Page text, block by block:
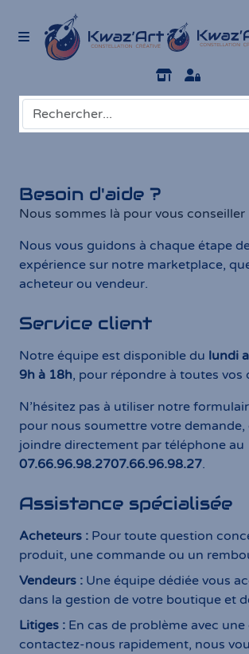
Besoin d'aide ?
Nous sommes là pour vous conseiller
Nous vous guidons à chaque étape
expérience sur notre marketplace,
acheteur ou vendeur.
Service client
Notre équipe est disponible du lundi
9h à 18h, pour répondre à toutes vos
N’hésitez pas à utiliser notre
pour nous soumettre votre demande,
joindre directement par téléphone au
07.66.96.98.2707.66.96.98.27.
Assistance spécialisée
Acheteurs : Pour toute question
produit, une commande ou un
Vendeurs : Une équipe dédiée vous
dans la gestion de votre boutique et
Litiges : En cas de problème avec
contactez-nous rapidement, nous